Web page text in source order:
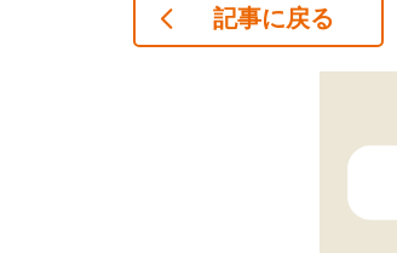
記事に戻る